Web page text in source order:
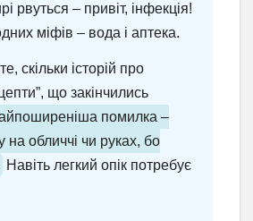
рвуться – привіт, інфекція!
міфів – вода і аптека.
скільки історій про
що закінчились
помилка –
на обличчі чи руках, бо
Навіть легкий опік потребує